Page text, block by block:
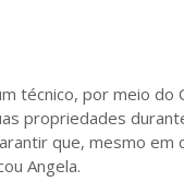
técnico, por meio
propriedades
que, mesmo em
Angela.